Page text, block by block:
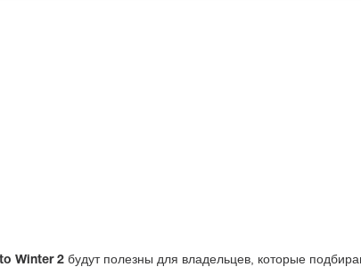
Winter 2 будут полезны для владельцев, которые